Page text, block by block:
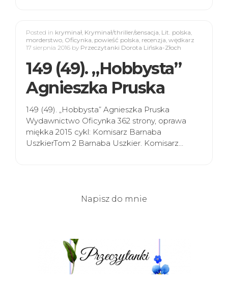
Posted in kryminał Kryminał/thriller/sensacja Lit. polska
morderstwo Oficynka powieść polska recenzja wędkarz
17 sierpnia 2016 by Przeczytanki Dorota Lińska-Złoch
149 (49). „Hobbysta”
Agnieszka Pruska
149 (49). „Hobbysta” Agnieszka Pruska
Wydawnictwo Oficynka 362 strony, oprawa
miękka 2015 cykl: Komisarz Barnaba
UszkierTom 2 Barnaba Uszkier. Komisarz…
Napisz do mnie